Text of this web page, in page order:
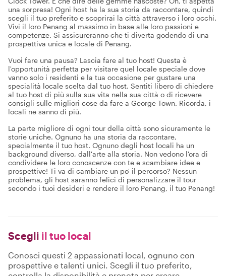
una sorpresa! Ogni host ha la sua storia da raccontare, quindi
scegli il tuo preferito e scoprirai la città attraverso i loro occhi.
Vivi il loro Penang al massimo in base alle loro passioni e
competenze. Si assicureranno che ti diverta godendo di una
prospettiva unica e locale di Penang.
Vuoi fare una pausa? Lascia fare al tuo host! Questa è
l'opportunità perfetta per visitare quel locale speciale dove
vanno solo i residenti e la tua occasione per gustare una
specialità locale scelta dal tuo host. Sentiti libero di chiedere
al tuo host di più sulla sua vita nella sua città o di ricevere
consigli sulle migliori cose da fare a George Town. Ricorda, i
locali ne sanno di più.
La parte migliore di ogni tour della città sono sicuramente le
storie uniche. Ognuno ha una storia da raccontare,
specialmente il tuo host. Ognuno degli host locali ha un
background diverso, dall'arte alla storia. Non vedono l'ora di
condividere le loro conoscenze con te e scambiare idee e
prospettive! Ti va di cambiare un po' il percorso? Nessun
problema, gli host saranno felici di personalizzare il tour
secondo i tuoi desideri e rendere il loro Penang, il tuo Penang!
Scegli il tuo local
Conosci questi 2 appassionati local, ognuno con
prospettive e talenti unici. Scegli il tuo preferito,